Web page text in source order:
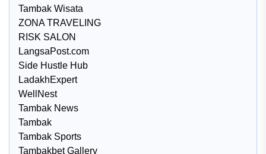
Tambak Wisata
ZONA TRAVELING
RISK SALON
LangsaPost.com
Side Hustle Hub
LadakhExpert
WellNest
Tambak News
Tambak
Tambak Sports
Tambakbet Gallery